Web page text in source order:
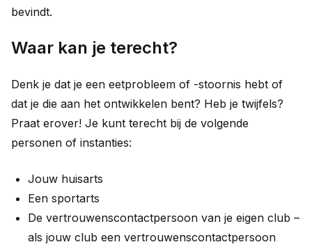
bevindt.
Waar kan je terecht?
Denk je dat je een eetprobleem of -stoornis hebt of
dat je die aan het ontwikkelen bent? Heb je twijfels?
Praat erover! Je kunt terecht bij de volgende
personen of instanties:
Jouw huisarts
Een sportarts
De vertrouwenscontactpersoon van je eigen club –
als jouw club een vertrouwenscontactpersoon